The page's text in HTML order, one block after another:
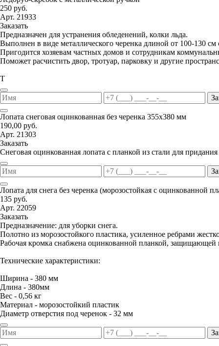
250 руб.
Арт. 21933
Заказать
Предназначен для устранения обледенений, колки льда.
Выполнен в виде металлического черенка длиной от 100-130
Пригодится хозяевам частных домов и сотрудникам
Поможет расчистить двор, тротуар, парковку и другие
Т
Лопата снеговая оцинкованная без черенка 355х380 мм
190,00 руб.
Арт. 21303
Заказать
Снеговая оцинкованная лопата с планкой из стали для
Лопата для снега без черенка (морозостойкая с оцинкованной
135 руб.
Арт. 22059
Заказать
Предназначение: для уборки снега.
Полотно из морозостойкого пластика, усиленное ребрами
Рабочая кромка снабжена оцинкованной планкой,
Технические характеристики:
Ширина - 380 мм
Длина - 380мм
Вес - 0,56 кг
Материал - морозостойкий пластик
Диаметр отверстия под черенок - 32 мм